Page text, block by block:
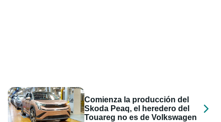
Comienza la producción del
Skoda Peaq, el heredero del
Touareg no es de Volkswagen